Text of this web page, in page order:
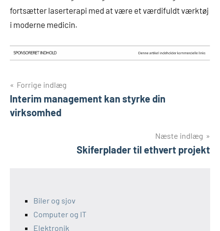
fortsætter laserterapi med at være et værdifuldt værktøj
i moderne medicin.
Indlægsnavigation
Forrige indlæg
Interim management kan styrke din
virksomhed
Næste indlæg
Skiferplader til ethvert projekt
Biler og sjov
Computer og IT
Elektronik